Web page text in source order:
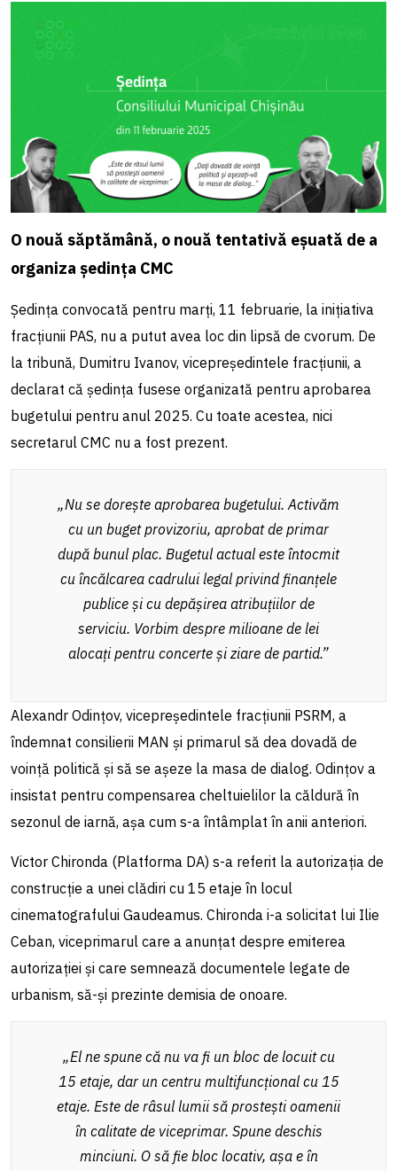
O nouă săptămână, o nouă tentativă eșuată de a
organiza ședința CMC
Ședința convocată pentru marți, 11 februarie, la inițiativa
fracțiunii PAS, nu a putut avea loc din lipsă de cvorum. De
la tribună, Dumitru Ivanov, vicepreședintele fracțiunii, a
declarat că ședința fusese organizată pentru aprobarea
bugetului pentru anul 2025. Cu toate acestea, nici
secretarul CMC nu a fost prezent.
„Nu se dorește aprobarea bugetului. Activăm
cu un buget provizoriu, aprobat de primar
după bunul plac. Bugetul actual este întocmit
cu încălcarea cadrului legal privind finanțele
publice și cu depășirea atribuțiilor de
serviciu. Vorbim despre milioane de lei
alocați pentru concerte și ziare de partid.”
Alexandr Odințov, vicepreședintele fracțiunii PSRM, a
îndemnat consilierii MAN și primarul să dea dovadă de
voință politică și să se așeze la masa de dialog. Odințov a
insistat pentru compensarea cheltuielilor la căldură în
sezonul de iarnă, așa cum s-a întâmplat în anii anteriori.
Victor Chironda (Platforma DA) s-a referit la autorizația de
construcție a unei clădiri cu 15 etaje în locul
cinematografului Gaudeamus. Chironda i-a solicitat lui Ilie
Ceban, viceprimarul care a anunțat despre emiterea
autorizației și care semnează documentele legate de
urbanism, să-și prezinte demisia de onoare.
„El ne spune că nu va fi un bloc de locuit cu
15 etaje, dar un centru multifuncțional cu 15
etaje. Este de râsul lumii să prostești oamenii
în calitate de viceprimar. Spune deschis
minciuni. O să fie bloc locativ, așa e în